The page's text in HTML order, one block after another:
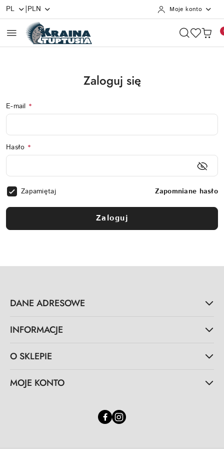
Przejdź do treści głównej
Przejdź do wyszukiwarki
Przejdź do moje konto
Przejdź do menu głównego
Przejdź do stopki
PL |PLN Moje konto
Zaloguj się
E-mail *
Hasło *
Zapamiętaj Zapomniane hasło
Zaloguj
DANE ADRESOWE
INFORMACJE
O SKLEPIE
MOJE KONTO